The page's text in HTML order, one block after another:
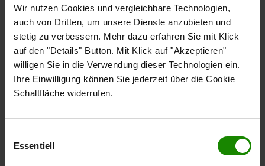
Wir nutzen Cookies und vergleichbare Technologien,
auch von Dritten, um unsere Dienste anzubieten und
stetig zu verbessern. Mehr dazu erfahren Sie mit Klick
auf den "Details" Button. Mit Klick auf "Akzeptieren"
willigen Sie in die Verwendung dieser Technologien ein.
Ihre Einwilligung können Sie jederzeit über die Cookie
Schaltfläche widerrufen.
Essentiell
BGG UND NACHBARSCHAFTSLADEN
ERMÖGLICHEN KINDERN DEN ZUGANG ZUR
NATUR
über heimisches Obst und Gemüse zu erwerben. Mit
dem Projekt „Umweltbildung für HeidbergKids“ will